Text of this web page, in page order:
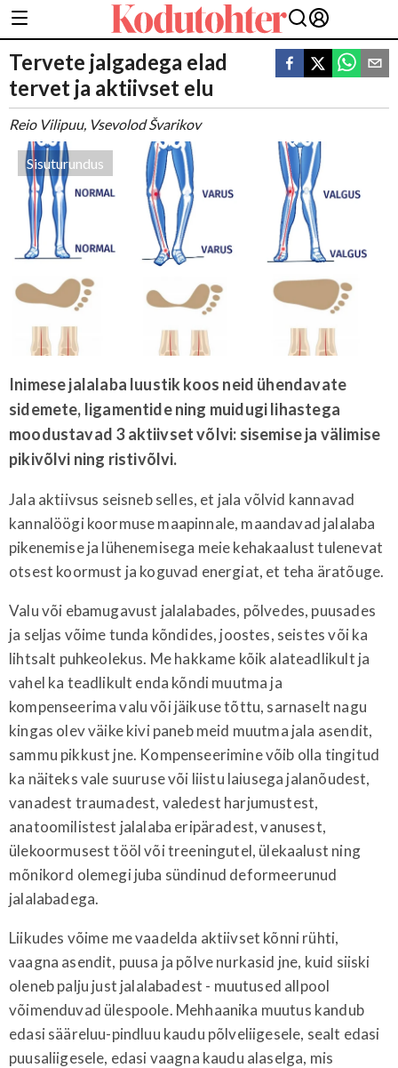
Tervete jalgadega elad
tervet ja aktiivset elu
Reio Vilipuu, Vsevolod Švarikov
Sisuturundus
Inimese jalalaba luustik koos neid ühendavate
sidemete, ligamentide ning muidugi lihastega
moodustavad 3 aktiivset võlvi: sisemise ja välimise
pikivõlvi ning ristivõlvi.
Jala aktiivsus seisneb selles, et jala võlvid kannavad
kannalöögi koormuse maapinnale, maandavad jalalaba
pikenemise ja lühenemisega meie kehakaalust tulenevat
otsest koormust ja koguvad energiat, et teha äratõuge.
Valu või ebamugavust jalalabades, põlvedes, puusades
ja seljas võime tunda kõndides, joostes, seistes või ka
lihtsalt puhkeolekus. Me hakkame kõik alateadlikult ja
vahel ka teadlikult enda kõndi muutma ja
kompenseerima valu või jäikuse tõttu, sarnaselt nagu
kingas olev väike kivi paneb meid muutma jala asendit,
sammu pikkust jne. Kompenseerimine võib olla tingitud
ka näiteks vale suuruse või liistu laiusega jalanõudest,
vanadest traumadest, valedest harjumustest,
anatoomilistest jalalaba eripäradest, vanusest,
ülekoormusest tööl või treeningutel, ülekaalust ning
mõnikord olemegi juba sündinud deformeerunud
jalalabadega.
Liikudes võime me vaadelda aktiivset kõnni rühti,
vaagna asendit, puusa ja põlve nurkasid jne, kuid siiski
oleneb palju just jalalabadest - muutused allpool
võimenduvad ülespoole. Mehhaanika muutus kandub
edasi sääreluu-pindluu kaudu põlveliigesele, sealt edasi
puusaliigesele, edasi vaagna kaudu alaselga, mis